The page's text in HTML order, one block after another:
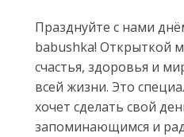
Празднуйте с нами
babushka! Открыткой
счастья, здоровья и
всей жизни. Это
хочет сделать свой
запоминающимся и